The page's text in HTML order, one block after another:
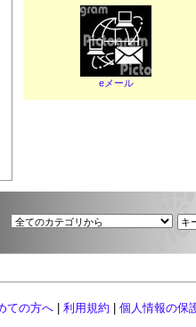
eメール
ての方へ 利用規約 個人情報の保